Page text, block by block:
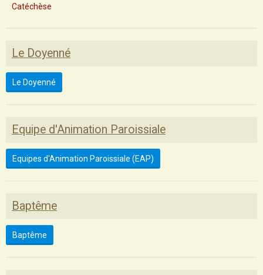
Catéchèse
Le Doyenné
Le Doyenné
Equipe d'Animation Paroissiale
Equipes d'Animation Paroissiale (EAP)
Baptême
Baptême